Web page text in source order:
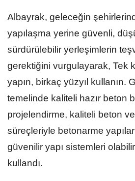
Albayrak, geleceğin
yapılaşma yerine güvenli,
sürdürülebilir yerleşimlerin
gerektiğini vurgulayarak, Tek
yapın, birkaç yüzyıl kullanın.
temelinde kaliteli hazır beton
projelendirme, kaliteli beton
süreçleriyle betonarme
güvenilir yapı sistemleri
kullandı.